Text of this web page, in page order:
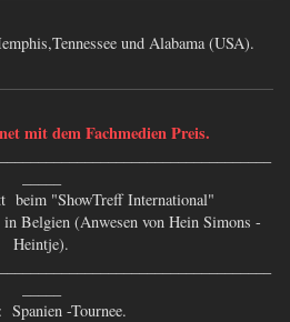
und Alabama (USA).
mit dem Fachmedien Preis.
beim "ShowTreff International"
Belgien (Anwesen von Hein Simons -
Heintje).
Spanien -Tournee.